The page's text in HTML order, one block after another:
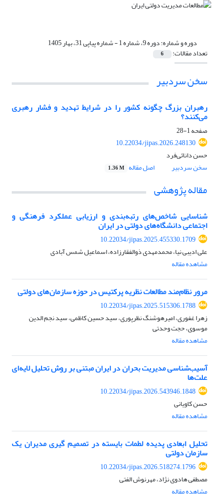
دوره و شماره:دوره 9، شماره 1 - شماره پیاپی 31، بهار 1405
تعداد مقالات: 6
سخن سردبیر
رهبران بزرگ چگونه کشور را در شرایط تهدید و فشار رهبری
می‌کنند؟
صفحه1-28
10.22034/jipas.2026.248130
حسن دانائی‌فرد
سخن سردبیر
اصل مقاله 1.36 M
مقاله پژوهشی
شناسایی شاخص‌های رتبه‌بندی و ارزیابی عملکرد فرهنگی و
اجتماعی دانشگاه‌های دولتی در ایران
10.22034/jipas.2025.455330.1709
علی ادیبی نیا، محمدمهدی ذوالفقارزاده، اسماعیل شمس آبادی
مشاهده مقاله
مرور نظام‌مند مطالعات نظریه‌ پرکتیس در حوزه سازمان‌های دولتی
10.22034/jipas.2025.515306.1788
زهرا غفوری، امیرهوشنگ نظرپوری، سید حسین کاظمی، سید نجم الدین
موسوی، حجت وحدتی
مشاهده مقاله
آسیب‌شناسی مدیریت بحران در ایران مبتنی بر روش تحلیل لایه‌ای
علت‌ها
10.22034/jipas.2026.543946.1848
حسن کاویانی
مشاهده مقاله
تحلیل ابعادی پدیده لطمات بایسته در تصمیم گیری مدیران یک
سازمان دولتی
10.22034/jipas.2026.518274.1796
مصطفی هادوی نژاد، مهرنوش الفتی
مشاهده مقاله